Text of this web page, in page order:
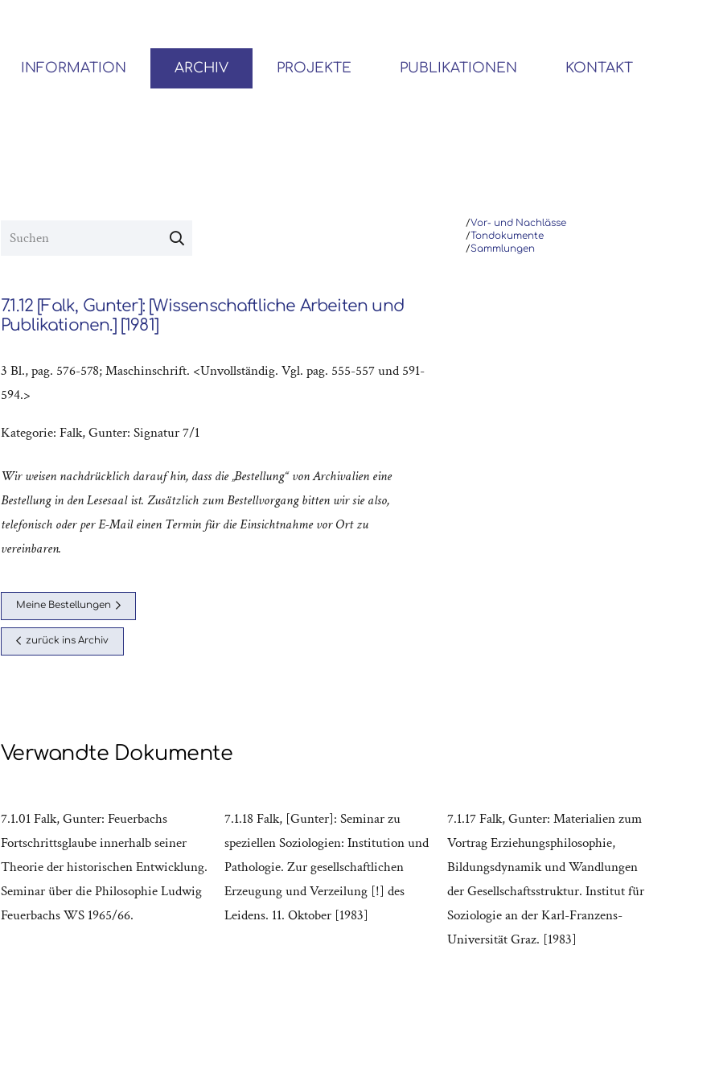
INFORMATION ARCHIV PROJEKTE PUBLIKATIONEN KONTAKT
/Vor- und Nachlässe
/Tondokumente
/Sammlungen
7.1.12 [Falk, Gunter]: [Wissenschaftliche Arbeiten und
Publikationen.] [1981]
3 Bl., pag. 576-578; Maschinschrift. <Unvollständig. Vgl. pag. 555-557 und 591-
594.>
Kategorie: Falk, Gunter: Signatur 7/1
Wir weisen nachdrücklich darauf hin, dass die „Bestellung“ von Archivalien eine
Bestellung in den Lesesaal ist. Zusätzlich zum Bestellvorgang bitten wir sie also,
telefonisch oder per E-Mail einen Termin für die Einsichtnahme vor Ort zu
vereinbaren.
Meine Bestellungen
zurück ins Archiv
Verwandte Dokumente
7.1.01 Falk, Gunter: Feuerbachs
Fortschrittsglaube innerhalb seiner
Theorie der historischen Entwicklung.
Seminar über die Philosophie Ludwig
Feuerbachs WS 1965/66.
7.1.18 Falk, [Gunter]: Seminar zu
speziellen Soziologien: Institution und
Pathologie. Zur gesellschaftlichen
Erzeugung und Verzeilung [!] des
Leidens. 11. Oktober [1983]
7.1.17 Falk, Gunter: Materialien zum
Vortrag Erziehungsphilosophie,
Bildungsdynamik und Wandlungen
der Gesellschaftsstruktur. Institut für
Soziologie an der Karl-Franzens-
Universität Graz. [1983]